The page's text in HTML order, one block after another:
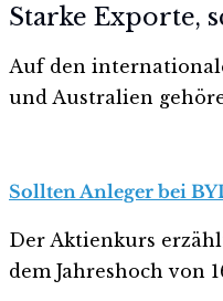
Starke Exporte,
Auf den
und Australien
Sollten Anleger bei
Der Aktienkurs
dem Jahreshoch von